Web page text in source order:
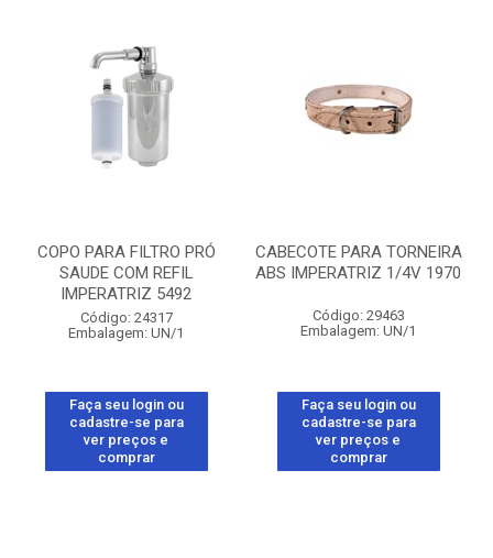
COPO PARA FILTRO PRÓ
SAUDE COM REFIL
IMPERATRIZ 5492
Código: 24317
Embalagem: UN/1
Faça seu login ou
cadastre-se para
ver preços e
comprar
CABECOTE PARA TORNEIRA
ABS IMPERATRIZ 1/4V 1970
Código: 29463
Embalagem: UN/1
Faça seu login ou
cadastre-se para
ver preços e
comprar